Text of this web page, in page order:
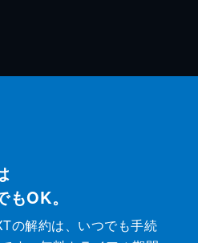
もOK。
の解約は、いつでも手続